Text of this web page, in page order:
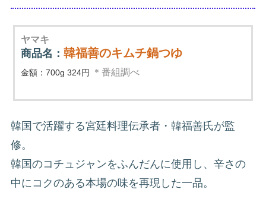
ヤマキ
商品名：韓福善のキムチ鍋つゆ
金額：700g 324円 ＊番組調べ
韓国で活躍する宮廷料理伝承者・韓福善氏が監
修。
韓国のコチュジャンをふんだんに使用し、辛さの
中にコクのある本場の味を再現した一品。